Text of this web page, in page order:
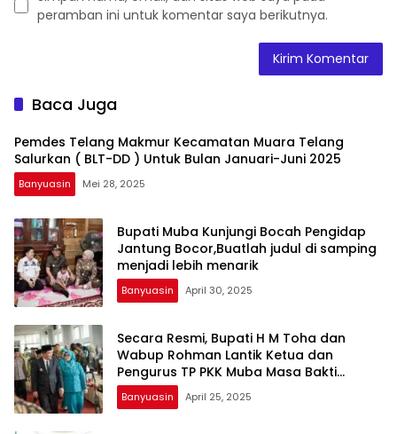
peramban ini untuk komentar saya berikutnya.
Baca Juga
Pemdes Telang Makmur Kecamatan Muara Telang
Salurkan ( BLT-DD ) Untuk Bulan Januari-Juni 2025
Banyuasin Mei 28, 2025
Bupati Muba Kunjungi Bocah Pengidap
Jantung Bocor,Buatlah judul di samping
menjadi lebih menarik
Banyuasin April 30, 2025
Secara Resmi, Bupati H M Toha dan
Wabup Rohman Lantik Ketua dan
Pengurus TP PKK Muba Masa Bakti
2025,Buatlah judul di samping menjadi
lebih menarik
Banyuasin April 25, 2025